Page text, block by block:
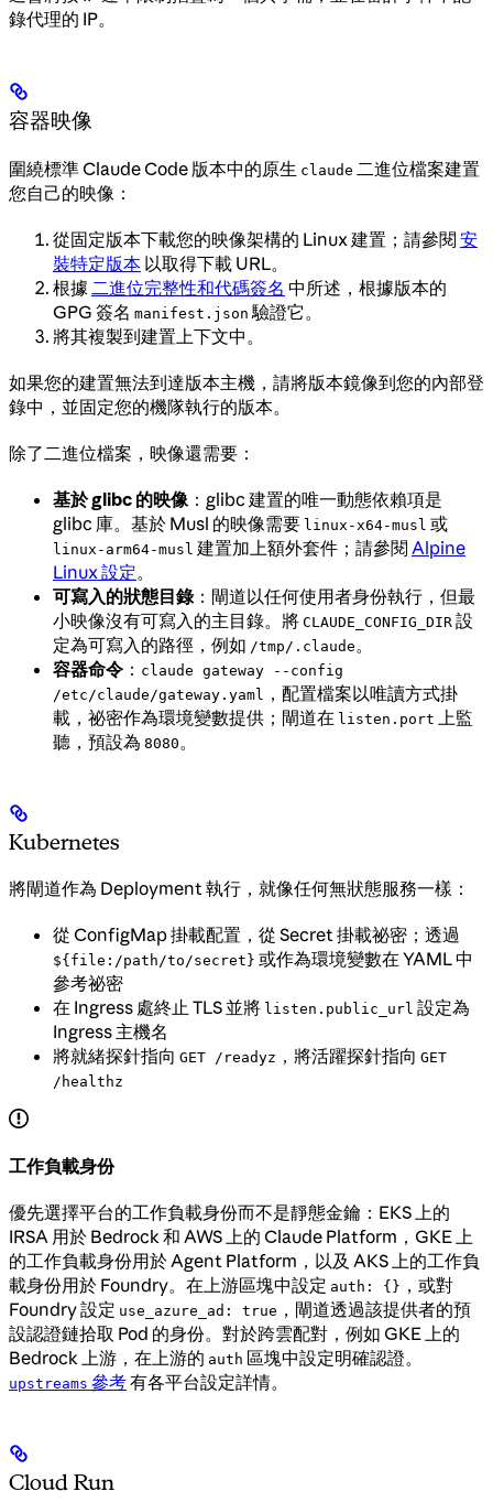
錄代理的 IP。
容器映像
圍繞標準 Claude Code 版本中的原生 claude 二進位檔案建置
您自己的映像：
從固定版本下載您的映像架構的 Linux 建置；請參閱 安
裝特定版本 以取得下載 URL。
根據 二進位完整性和代碼簽名 中所述，根據版本的
GPG 簽名 manifest.json 驗證它。
將其複製到建置上下文中。
如果您的建置無法到達版本主機，請將版本鏡像到您的內部登
錄中，並固定您的機隊執行的版本。
除了二進位檔案，映像還需要：
基於 glibc 的映像：glibc 建置的唯一動態依賴項是
glibc 庫。基於 Musl 的映像需要 linux-x64-musl 或
linux-arm64-musl 建置加上額外套件；請參閱 Alpine
Linux 設定。
可寫入的狀態目錄：閘道以任何使用者身份執行，但最
小映像沒有可寫入的主目錄。將 CLAUDE_CONFIG_DIR 設
定為可寫入的路徑，例如 /tmp/.claude。
容器命令 ： claude gateway --config
/etc/claude/gateway.yaml ，配置檔案以唯讀方式掛
載，祕密作為環境變數提供；閘道在 listen.port 上監
聽，預設為 8080。
Kubernetes
將閘道作為 Deployment 執行，就像任何無狀態服務一樣：
從 ConfigMap 掛載配置，從 Secret 掛載祕密；透過
${file:/path/to/secret} 或作為環境變數在 YAML 中
參考祕密
在 Ingress 處終止 TLS 並將 listen.public_url 設定為
Ingress 主機名
將就緒探針指向 GET /readyz ，將活躍探針指向 GET
/healthz
工作負載身份
優先選擇平台的工作負載身份而不是靜態金鑰：EKS 上的
IRSA 用於 Bedrock 和 AWS 上的 Claude Platform，GKE 上
的工作負載身份用於 Agent Platform，以及 AKS 上的工作負
載身份用於 Foundry。在上游區塊中設定 auth: {} ，或對
Foundry 設定 use_azure_ad: true ，閘道透過該提供者的預
設認證鏈拾取 Pod 的身份。對於跨雲配對，例如 GKE 上的
Bedrock 上游，在上游的 auth 區塊中設定明確認證。
upstreams 參考有各平台設定詳情。
Cloud Run